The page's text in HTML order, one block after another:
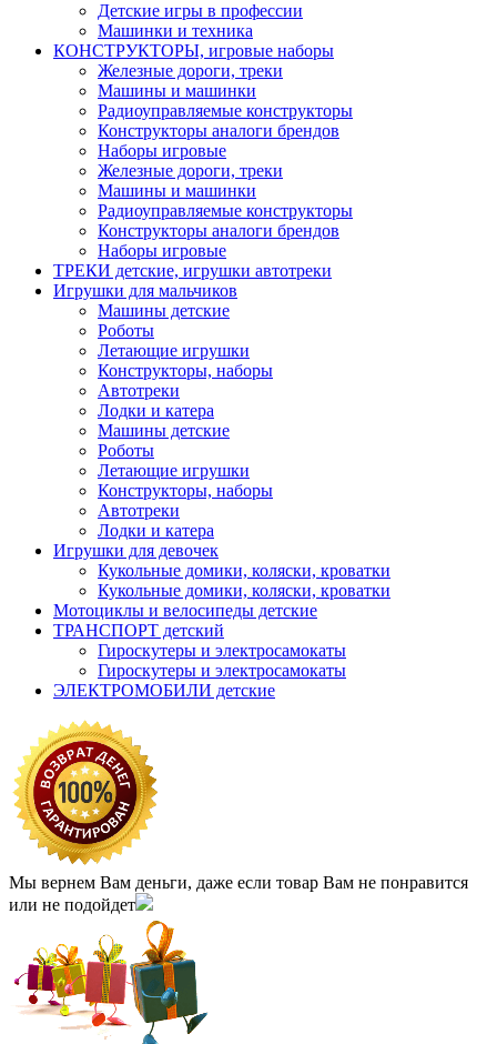
Детские игры в профессии
Машинки и техника
КОНСТРУКТОРЫ, игровые наборы
Железные дороги, треки
Машины и машинки
Радиоуправляемые конструкторы
Конструкторы аналоги брендов
Наборы игровые
Железные дороги, треки
Машины и машинки
Радиоуправляемые конструкторы
Конструкторы аналоги брендов
Наборы игровые
ТРЕКИ детские, игрушки автотреки
Игрушки для мальчиков
Машины детские
Роботы
Летающие игрушки
Конструкторы, наборы
Автотреки
Лодки и катера
Машины детские
Роботы
Летающие игрушки
Конструкторы, наборы
Автотреки
Лодки и катера
Игрушки для девочек
Кукольные домики, коляски, кроватки
Кукольные домики, коляски, кроватки
Мотоциклы и велосипеды детские
ТРАНСПОРТ детский
Гироскутеры и электросамокаты
Гироскутеры и электросамокаты
ЭЛЕКТРОМОБИЛИ детские
Мы вернем Вам деньги, даже если товар Вам не понравится
или не подойдет